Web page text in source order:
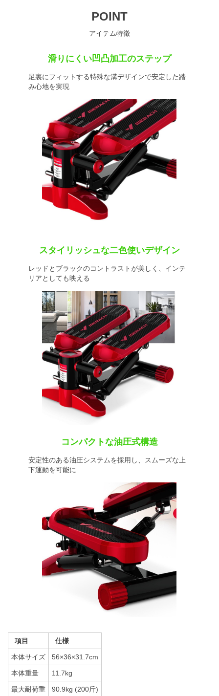
POINT
アイテム特徴
滑りにくい凹凸加工のステップ
足裏にフィットする特殊な溝デザインで安定した踏
み心地を実現
スタイリッシュな二色使いデザイン
レッドとブラックのコントラストが美しく、インテ
リアとしても映える
コンパクトな油圧式構造
安定性のある油圧システムを採用し、スムーズな上
下運動を可能に
項目 仕様
本体サイズ 56×36×31.7cm
本体重量 11.7kg
最大耐荷重 90.9kg (200斤)